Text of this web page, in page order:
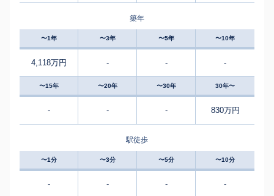
築年
〜1年 〜3年 〜5年 〜10年
4,118万円 - - -
〜15年 〜20年 〜30年 30年〜
- - - 830万円
駅徒歩
〜1分 〜3分 〜5分 〜10分
- - - -